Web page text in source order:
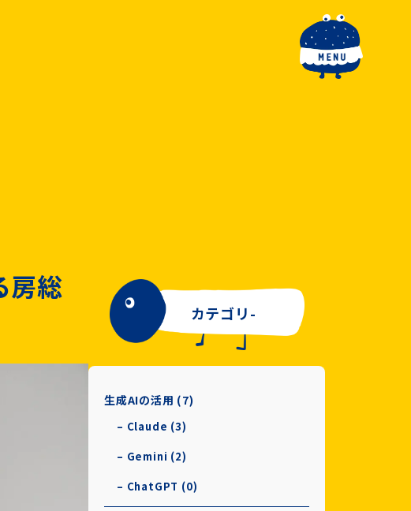
toggle navigation
房総
カテゴリ-
生成AIの活用 (7)
– Claude (3)
– Gemini (2)
– ChatGPT (0)